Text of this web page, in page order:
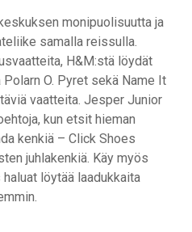
monipuolisuutta ja
samalla reissulla.
H&M:stä löydät
O. Pyret sekä Name It
vaatteita. Jesper Junior
kun etsit hieman
kenkiä – Click Shoes
juhlakenkiä. Käy myös
löytää laadukkaita